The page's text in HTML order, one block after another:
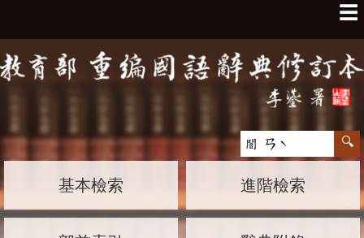
☰
基本檢索 進階檢索